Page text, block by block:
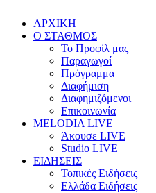
ΑΡΧΙΚΗ
Ο ΣΤΑΘΜΟΣ
Το Προφίλ μας
Παραγωγοί
Πρόγραμμα
Διαφήμιση
Διαφημιζόμενοι
Επικοινωνία
MELODIA LIVE
Άκουσε LIVE
Studio LIVE
ΕΙΔΗΣΕΙΣ
Τοπικές Ειδήσεις
Ελλάδα Ειδήσεις